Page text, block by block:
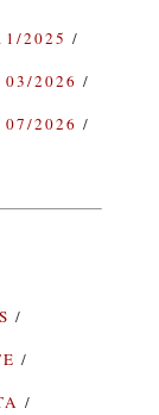
2025
03/2026
07/2026